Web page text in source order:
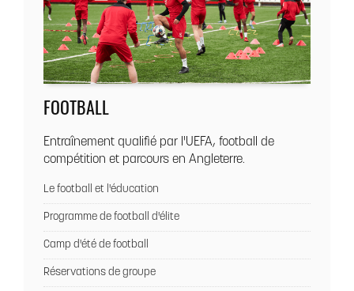
FOOTBALL
Entraînement qualifié par l'UEFA, football de
compétition et parcours en Angleterre.
Le football et l'éducation
Programme de football d'élite
Camp d'été de football
Réservations de groupe